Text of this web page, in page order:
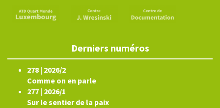
Derniers numéros
278 | 2026/2
Comme on en parle
277 | 2026/1
Sur le sentier de la paix